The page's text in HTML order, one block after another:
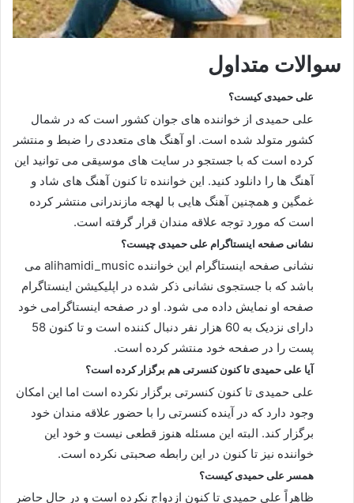
سوالات متداول
علی حمیدی کیست؟
علی حمیدی از خواننده های جوان کشور است که در شمال
کشور متولد شده است. او آهنگ های متعددی را ضبط و منتشر
کرده است که با جستجو در سایت های موسیقی می توانید این
آهنگ ها را دانلود کنید. این خواننده تا کنون آهنگ های شاد و
غمگین و همچنین آهنگ هایی با لهجه مازندرانی منتشر کرده
است که مورد توجه علاقه مندان قرار گرفته است.
نشانی صفحه اینستاگرام علی حمیدی چیست؟
نشانی صفحه اینستاگرام این خواننده alihamidi_music می
باشد که با جستجوی نشانی ذکر شده در اپلیکیشن اینستاگرام
صفحه او نمایش داده می شود. او در صفحه اینستاگرامی خود
دارای نزدیک به 60 هزار نفر دنبال کننده است و تا کنون 58
پست را در صفحه خود منتشر کرده است.
آیا علی حمیدی تا کنون کنسرتی هم برگزار کرده است؟
علی حمیدی تا کنون کنسرتی برگزار نکرده است اما این امکان
وجود دارد که در آینده کنسرتی را با حضور علاقه مندان خود
برگزار کند. البته این مسئله هنوز قطعی نیست و خود این
خواننده نیز تا کنون در این رابطه صحبتی نکرده است.
همسر علی حمیدی کیست؟
ظاهراً علی حمیدی تا کنون ازدواج نکرده است و در حال حاضر